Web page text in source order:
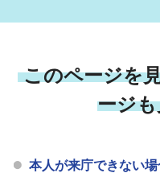
このページを
ージ
本人が来庁できない